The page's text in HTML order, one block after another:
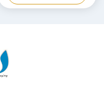
biodégradable personnalisée